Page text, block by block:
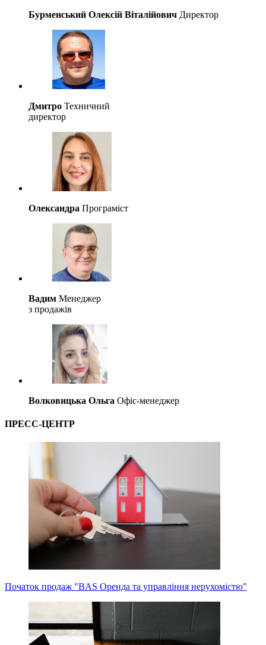
Бурменський Олексій Віталійович Директор
Дмитро Техничний
директор
Олександра Програміст
Вадим Менеджер
з продажів
Волковицька Ольга Офіс-менеджер
ПРЕСС-ЦЕНТР
Початок продаж "BAS Оренда та управління нерухомістю"